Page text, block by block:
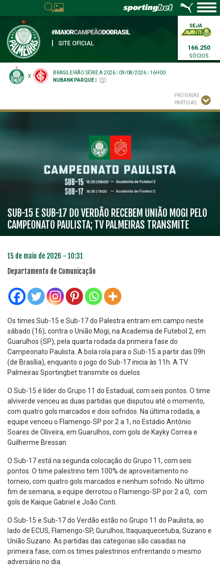
SITE OFICIAL
166.250
SÓCIOS
X
BRASILEIRÃO SÉRIE A 2026 09/08/2026
16H00
NUBANK PARQUE
PRÓXIMAS
PARTIDAS
SUB-15 E SUB-17 DO VERDÃO RECEBEM UNIÃO MOGI PELO
CAMPEONATO PAULISTA; TV PALMEIRAS TRANSMITE
15 de maio de 2026 - 10:31
Departamento de Comunicação
Os times Sub-15 e Sub-17 do Palestra entram em campo neste
sábado (16), contra o União Mogi, na Academia de Futebol 2, em
Guarulhos (SP), pela quarta rodada da primeira fase do
Campeonato Paulista. A bola rola para o Sub-15 a partir das 09h
(de Brasília), enquanto o jogo do Sub-17 inicia às 11h. A TV
Palmeiras Sportingbet transmite os duelos.
O Sub-15 é líder do Grupo 11 do Estadual, com seis pontos. O time
alviverde venceu as duas partidas que disputou até o momento,
com quatro gols marcados e dois sofridos. Na última rodada, a
equipe venceu o Flamengo-SP por 2 a 1, no Estádio Antônio
Soares de Oliveira, em Guarulhos, com gols de Kayky Correa e
Guilherme Bressan.
O Sub-17 está na segunda colocação do Grupo 11, com seis
pontos. O time palestrino tem 100% de aproveitamento no
torneio, com quatro gols marcados e nenhum sofrido. No último
fim de semana, a equipe derrotou o Flamengo-SP por 2 a 0, com
gols de Kaique Gabriel e João Conti.
O Sub-15 e Sub-17 do Verdão estão no Grupo 11 do Paulista, ao
lado de ECUS, Flamengo-SP, Gurulhos, Itaquaquecetuba, Suzano e
União Suzano. As partidas das categorias são casadas na
primeira fase, com os times palestrinos enfrentando o mesmo
adversário no dia.